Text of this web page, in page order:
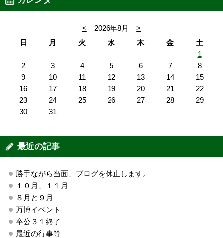
< 2026年8月
>
日
月 火 水 木 金
土
1
2
3 4 5 6 7
8
9
10 11 12 13 14
15
16
17 18 19 20 21
22
23
24 25 26 27 28
29
30
31
最近の記事
勝手ながら当面、ブログを休止します。
１０月、１１月
８月と９月
万博イベント
卒公３１終了
最近の行事等